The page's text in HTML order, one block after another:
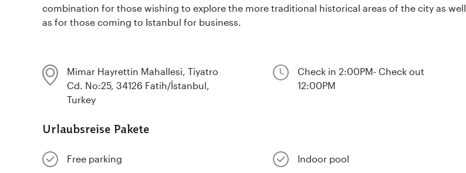
combination for those wishing to explore the more traditional historical areas of the city as well
as for those coming to Istanbul for business.
Mimar Hayrettin Mahallesi, Tiyatro
Cd. No:25, 34126 Fatih/İstanbul,
Turkey
Check in 2:00PM- Check out
12:00PM
Urlaubsreise Pakete
Free parking Indoor pool